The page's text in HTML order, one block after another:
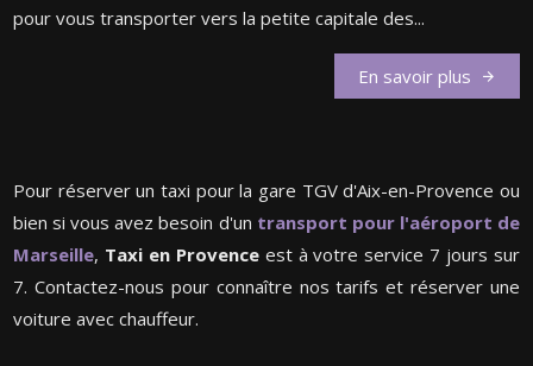
pour vous transporter vers la petite capitale des...
En savoir plus
Pour réserver un taxi pour la gare TGV d'Aix-en-Provence ou
bien si vous avez besoin d'un transport pour l'aéroport de
Marseille, Taxi en Provenceest à votre service 7 jours sur
7. Contactez-nous pour connaître nos tarifs et réserver une
voiture avec chauffeur.